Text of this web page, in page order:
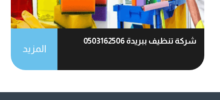
شركة تنظيف ببريدة 0503162506
المزيد